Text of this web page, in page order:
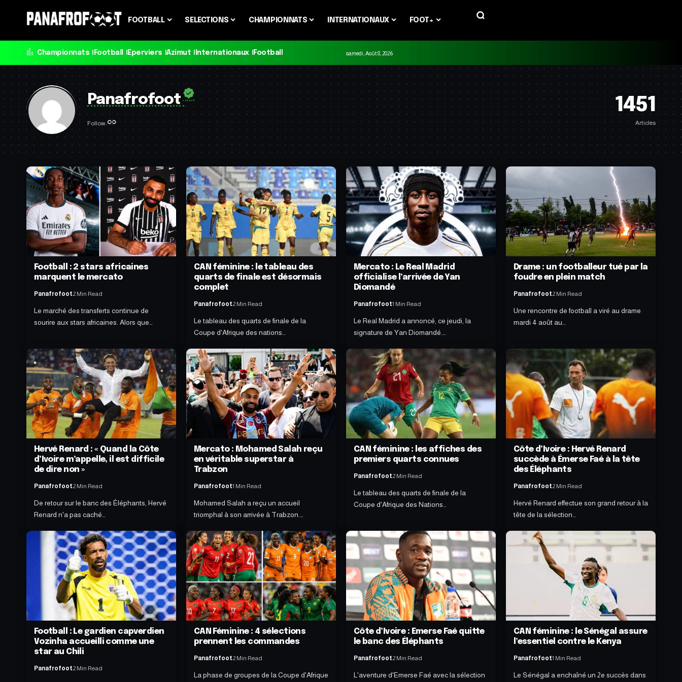
FOOTBALL SELECTIONS CHAMPIONNATS INTERNATIONAUX FOOT+
Championnats Football Eperviers Azimut Internationaux Football samedi, Août 8, 2026
Panafrofoot
Follow:
1451
Articles
Football : 2 stars africaines
marquent le mercato
Panafrofoot2 Min Read
Le marché des transferts continue de
sourire aux stars africaines. Alors que…
CAN féminine : le tableau des
quarts de finale est désormais
complet
Panafrofoot2 Min Read
Le tableau des quarts de finale de la
Coupe d'Afrique des nations…
Mercato : Le Real Madrid
officialise l’arrivée de Yan
Diomandé
Panafrofoot1 Min Read
Le Real Madrid a annoncé, ce jeudi, la
signature de Yan Diomandé.…
Drame : un footballeur tué par la
foudre en plein match
Panafrofoot2 Min Read
Une rencontre de football a viré au drame
mardi 4 août au…
Hervé Renard : « Quand la Côte
d’Ivoire m’appelle, il est difficile
de dire non »
Panafrofoot2 Min Read
De retour sur le banc des Éléphants, Hervé
Renard n'a pas caché…
Mercato : Mohamed Salah reçu
en véritable superstar à
Trabzon
Panafrofoot1 Min Read
Mohamed Salah a reçu un accueil
triomphal à son arrivée à Trabzon.…
CAN féminine : les affiches des
premiers quarts connues
Panafrofoot2 Min Read
Le tableau des quarts de finale de la
Coupe d'Afrique des Nations…
Côte d’Ivoire : Hervé Renard
succède à Émerse Faé à la tête
des Éléphants
Panafrofoot2 Min Read
Hervé Renard effectue son grand retour à la
tête de la sélection…
Football : Le gardien capverdien
Vozinha accueilli comme une
star au Chili
Panafrofoot2 Min Read
CAN Féminine : 4 sélections
prennent les commandes
Panafrofoot2 Min Read
La phase de groupes de la Coupe d'Afrique
Côte d’Ivoire : Emerse Faé quitte
le banc des Éléphants
Panafrofoot2 Min Read
L'aventure d'Emerse Faé avec la sélection
CAN féminine : le Sénégal assure
l’essentiel contre le Kenya
Panafrofoot1 Min Read
Le Sénégal a enchaîné un 2e succès dans